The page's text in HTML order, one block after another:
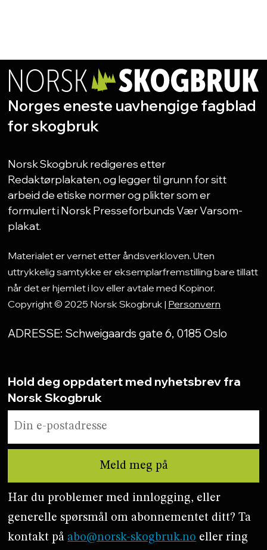
Norges eneste uavhengige fagblad
for skogbruk
Norsk Skogbruk redigeres etter
Redaktørplakaten, og legger til grunn for sitt
arbeid de etiske normer og plikter som er
formulert i Norsk Presseforbunds Vær Varsom-
plakat.
Materialet er vernet etter åndsverkloven. Uten
uttrykkelig samtykke er eksemplarfremstilling bare tillatt
når det er hjemlet i lov eller avtale med Kopinor.
Copyright © 2025 Norsk Skogbruk | Personvern
ADRESSE: Schweigaards gate 6, 0185 Oslo
Hold deg oppdatert med nyhetsbrev fra
Norsk Skogbruk
Har du problemer med innlogging, eller
generelle spørsmål om abonnementet ditt? Ta
kontakt på abo@norsk-skogbruk.no eller ring